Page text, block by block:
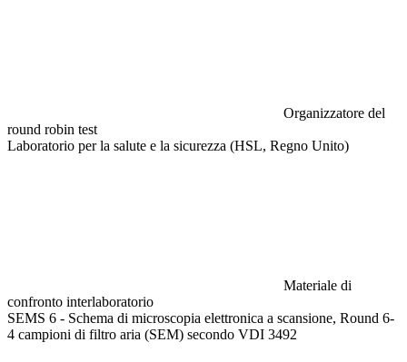
Organizzatore del
round robin test
Laboratorio per la salute e la sicurezza (HSL, Regno Unito)
Materiale di
confronto interlaboratorio
SEMS 6 - Schema di microscopia elettronica a scansione, Round 6-
4 campioni di filtro aria (SEM) secondo VDI 3492